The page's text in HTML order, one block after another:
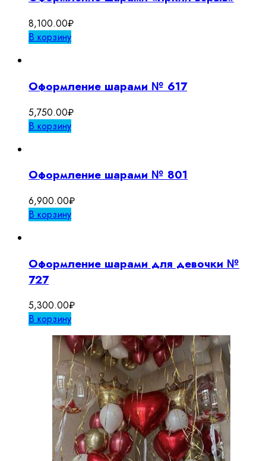
8,100.00₽
В корзину
Оформление шарами № 617
5,750.00₽
В корзину
Оформление шарами № 801
6,900.00₽
В корзину
Оформление шарами для девочки №
727
5,300.00₽
В корзину